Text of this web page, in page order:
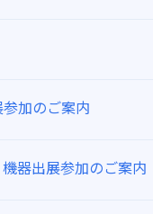
加のご案内
器出展参加のご案内